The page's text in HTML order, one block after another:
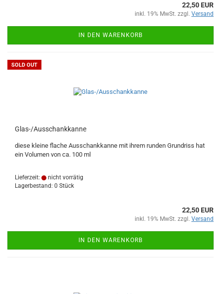
22,50 EUR
inkl. 19% MwSt. zzgl. Versand
IN DEN WARENKORB
SOLD OUT
Glas-/Ausschankkanne
diese kleine flache Ausschankkanne mit ihrem runden Grundriss hat
ein Volumen von ca. 100 ml
Lieferzeit:
nicht vorrätig
Lagerbestand: 0 Stück
22,50 EUR
inkl. 19% MwSt. zzgl. Versand
IN DEN WARENKORB